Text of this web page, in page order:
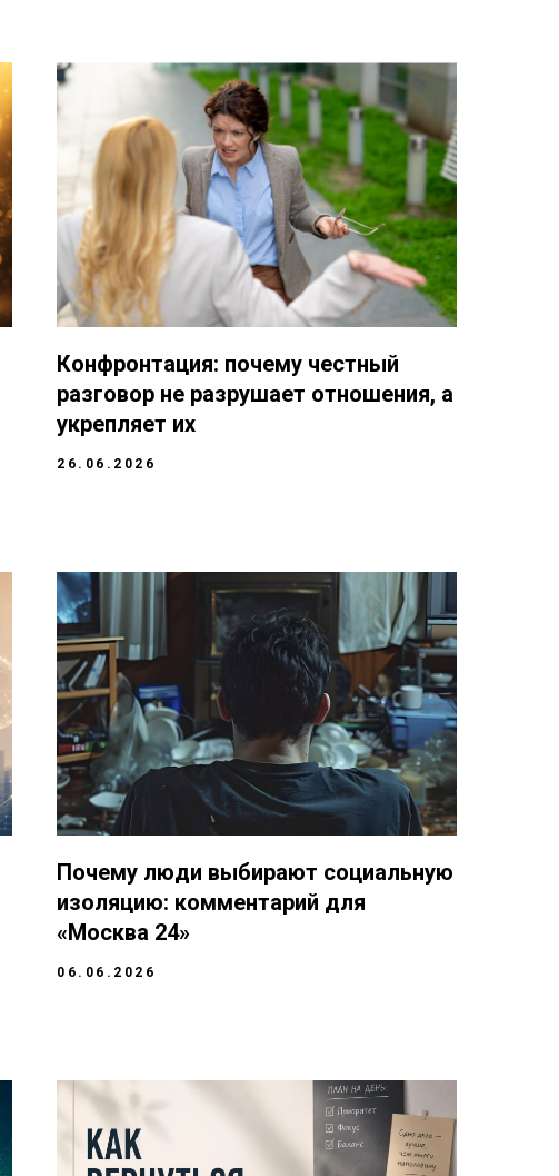
Конфронтация: почему честный
разговор не разрушает отношения, а
укрепляет их
26.06.2026
Почему люди выбирают социальную
изоляцию: комментарий для
«Москва 24»
06.06.2026